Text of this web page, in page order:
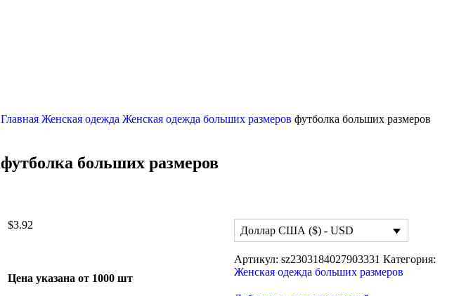
Главная Женская одежда Женская одежда больших размеров футболка больших размеров
футболка больших размеров
$3.92
Цена указана от 1000 шт
Доллар США ($) - USD
Артикул: sz2303184027903331 Категория:
Женская одежда больших размеров